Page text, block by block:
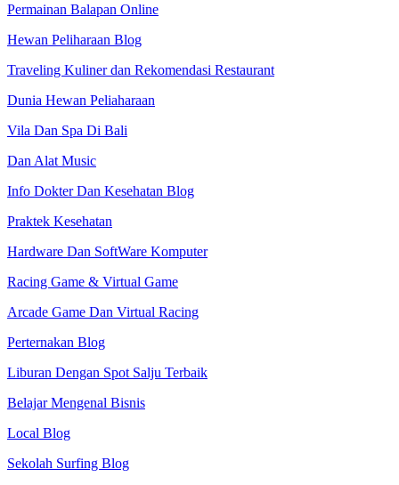
Permainan Balapan Online
Hewan Peliharaan Blog
Traveling Kuliner dan Rekomendasi Restaurant
Dunia Hewan Peliaharaan
Vila Dan Spa Di Bali
Dan Alat Music
Info Dokter Dan Kesehatan Blog
Praktek Kesehatan
Hardware Dan SoftWare Komputer
Racing Game & Virtual Game
Arcade Game Dan Virtual Racing
Perternakan Blog
Liburan Dengan Spot Salju Terbaik
Belajar Mengenal Bisnis
Local Blog
Sekolah Surfing Blog